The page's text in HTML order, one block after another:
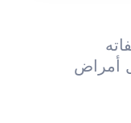
أمراض